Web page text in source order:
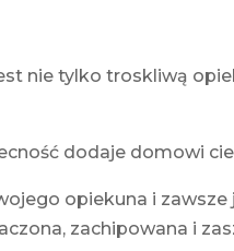
nie tylko troskliwą
dodaje domowi
opiekuna i
zachipowana i